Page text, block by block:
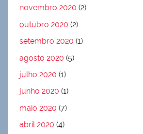
novembro 2020 (2)
outubro 2020 (2)
setembro 2020 (1)
agosto 2020 (5)
julho 2020 (1)
junho 2020 (1)
maio 2020 (7)
abril 2020 (4)